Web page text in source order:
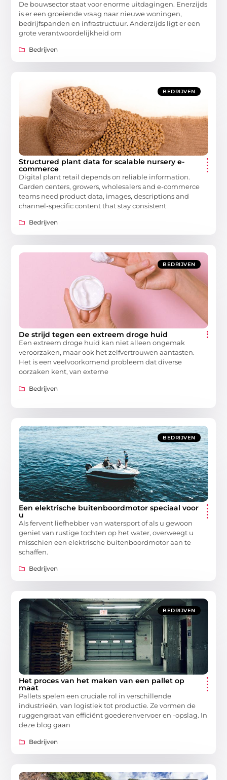
De bouwsector staat voor enorme uitdagingen. Enerzijds
is er een groeiende vraag naar nieuwe woningen,
bedrijfspanden en infrastructuur. Anderzijds ligt er een
grote verantwoordelijkheid om
Bedrijven
BEDRIJVEN
Structured plant data for scalable nursery e-
commerce
Digital plant retail depends on reliable information.
Garden centers, growers, wholesalers and e-commerce
teams need product data, images, descriptions and
channel-specific content that stay consistent
Bedrijven
BEDRIJVEN
De strijd tegen een extreem droge huid
Een extreem droge huid kan niet alleen ongemak
veroorzaken, maar ook het zelfvertrouwen aantasten.
Het is een veelvoorkomend probleem dat diverse
oorzaken kent, van externe
Bedrijven
BEDRIJVEN
Een elektrische buitenboordmotor speciaal voor
u
Als fervent liefhebber van watersport of als u gewoon
geniet van rustige tochten op het water, overweegt u
misschien een elektrische buitenboordmotor aan te
schaffen.
Bedrijven
BEDRIJVEN
Het proces van het maken van een pallet op
maat
Pallets spelen een cruciale rol in verschillende
industrieën, van logistiek tot productie. Ze vormen de
ruggengraat van efficiënt goederenvervoer en -opslag. In
deze blog gaan
Bedrijven